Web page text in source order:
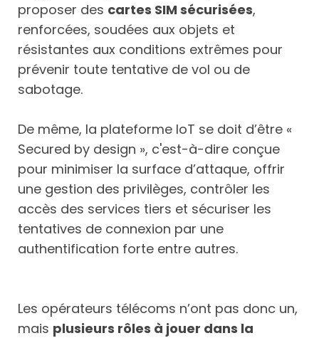
proposer des cartes SIM sécurisées,
renforcées, soudées aux objets et
résistantes aux conditions extrêmes pour
prévenir toute tentative de vol ou de
sabotage.
De même, la plateforme IoT se doit d’être «
Secured by design », c'est-à-dire conçue
pour minimiser la surface d’attaque, offrir
une gestion des privilèges, contrôler les
accès des services tiers et sécuriser les
tentatives de connexion par une
authentification forte entre autres.
Les opérateurs télécoms n’ont pas donc un,
mais plusieurs rôles à jouer dans la